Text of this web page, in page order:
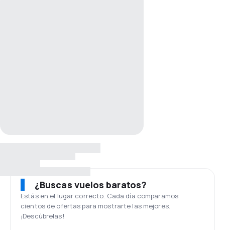
¿Buscas vuelos baratos?
Estás en el lugar correcto. Cada día comparamos
cientos de ofertas para mostrarte las mejores.
¡Descúbrelas!